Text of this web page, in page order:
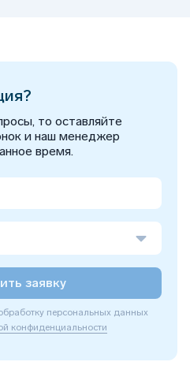
то оставляйте
и наш менеджер
время.
заявку
персональных данных
конфиденциальности